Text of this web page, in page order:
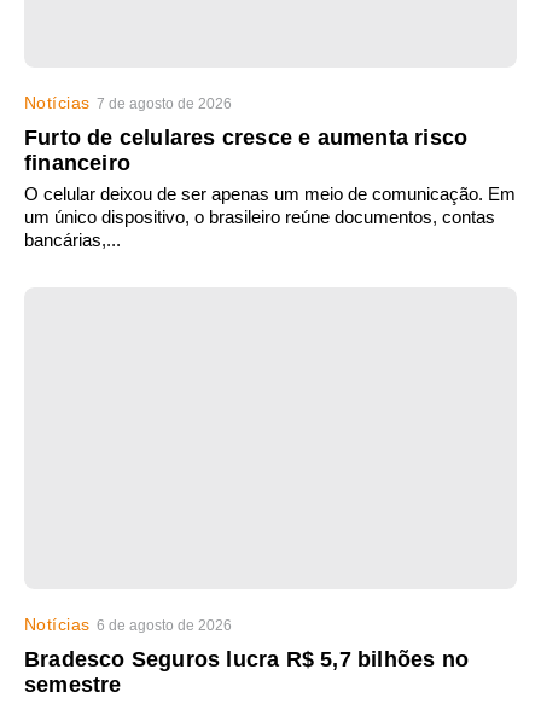
Notícias 7 de agosto de 2026
Furto de celulares cresce e aumenta risco
financeiro
O celular deixou de ser apenas um meio de comunicação. Em
um único dispositivo, o brasileiro reúne documentos, contas
bancárias,...
Notícias 6 de agosto de 2026
Bradesco Seguros lucra R$ 5,7 bilhões no
semestre